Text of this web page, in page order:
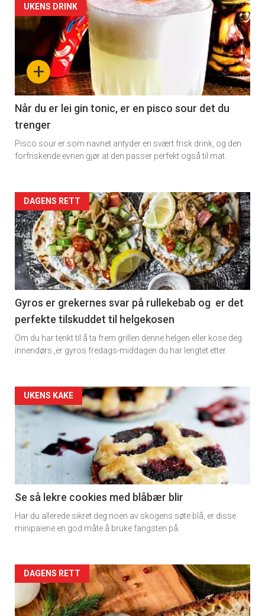
×
Apéritif
Vi tilbyr flere ukentlige nyhetsbrev. Du
kan fritt velge hvilke du ønsker å få
tilsendt.
Registrer deg
Artikler
detail
section
11
+
UKENS DRINK
Når du er lei gin tonic, er en pisco sour det du
trenger
Pisco sour er som navnet antyder en svært frisk drink, og den
forfriskende evnen gjør at den passer perfekt også til mat.
Artikler
detail
-
section
11
Dagens
rett
DAGENS RETT
Gyros er grekernes svar på rullekebab og er det
perfekte tilskuddet til helgekosen
Om du har tenkt til å ta frem grillen denne helgen eller kose deg
innendørs ,er gyros fredags-middagen du har lengtet etter.
Artikler
detail
-
section
11
Dagens
UKENS KAKE
Se så lekre cookies med blåbær blir
Har du allerede sikret deg noen av skogens søte blå, er disse
minipaiene en god måte å bruke fangsten på.
Artikler
detail
DAGENS RETT